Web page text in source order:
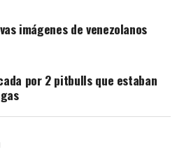
imágenes de venezolanos
por 2 pitbulls que estaban